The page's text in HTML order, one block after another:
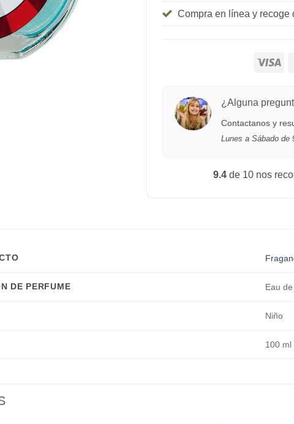
Compra en línea y recoge
¿Alguna
Contactanos y
Lunes a Sábado de
9.4de 10 nos
DE PERFUME Eau
Niño
100 ml